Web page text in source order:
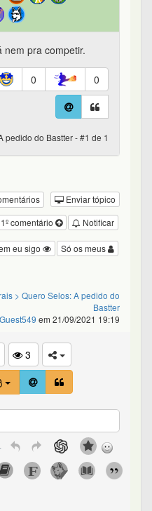
nem pra competir.
0 0
pedido do Bastter - #1 de 1
Enviar tópico
Notificar
1º comentário
Só os meus
eu sigo
> Quero Selos: A pedido do
Bastter
Guest549 em 21/09/2021 19:19
3